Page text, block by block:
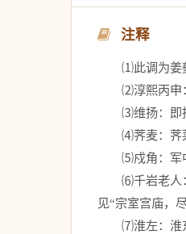
注释
⑴此调为姜夔
⑵淳熙丙申：
⑶维扬：即
⑷荠麦：荠
⑸戍角：军
⑹千岩老人：
见“宗室宫庙，
⑺淮左：淮东